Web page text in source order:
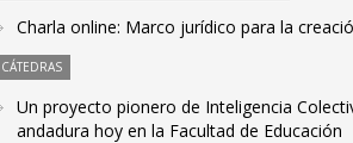
Charla online: Marco jurídico para la
CÁTEDRAS
Un proyecto pionero de Inteligencia
andadura hoy en la Facultad de Educación